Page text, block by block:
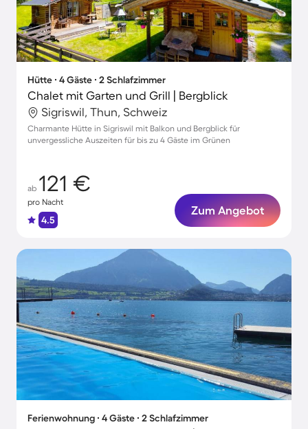
Hütte ∙ 4 Gäste ∙ 2 Schlafzimmer
Chalet mit Garten und Grill | Bergblick
Sigriswil, Thun, Schweiz
Charmante Hütte in Sigriswil mit Balkon und Bergblick für
unvergessliche Auszeiten für bis zu 4 Gäste im Grünen
ab 121 €
pro Nacht
4.5
Zum Angebot
Ferienwohnung ∙ 4 Gäste ∙ 2 Schlafzimmer